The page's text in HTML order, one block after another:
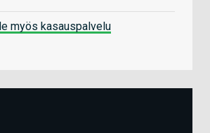
myös kasauspalvelu